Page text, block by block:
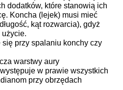
dodatków, które stanowią ich
Koncha (lejek) musi mieć
kąt rozwarcia), gdyż
użycie.
przy spalaniu konchy czy
warstwy aury
w prawie wszystkich
przy obrzędach